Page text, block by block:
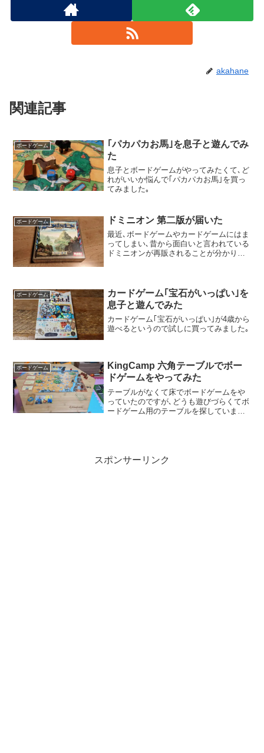
akahane
関連記事
ボードゲーム
｢パカパカお馬｣を息子と遊んでみ
た
息子とボードゲームがやってみたくて､ど
れがいいか悩んで｢パカパカお馬｣を買っ
てみました｡
ボードゲーム ドミニオン 第二版が届いた
最近､ボードゲームやカードゲームにはま
ってしまい､昔から面白いと言われている
ドミニオンが再販されることが分かりな
ボードゲーム
カードゲーム｢宝石がいっぱい｣を
息子と遊んでみた
カードゲーム｢宝石がいっぱい｣が4歳から
遊べるというので試しに買ってみました｡
ボードゲーム
KingCamp 六角テーブルでボー
ドゲームをやってみた
テーブルがなくて床でボードゲームをや
っていたのですが､どうも遊びづらくてボ
ードゲーム用のテーブルを探していまし
スポンサーリンク